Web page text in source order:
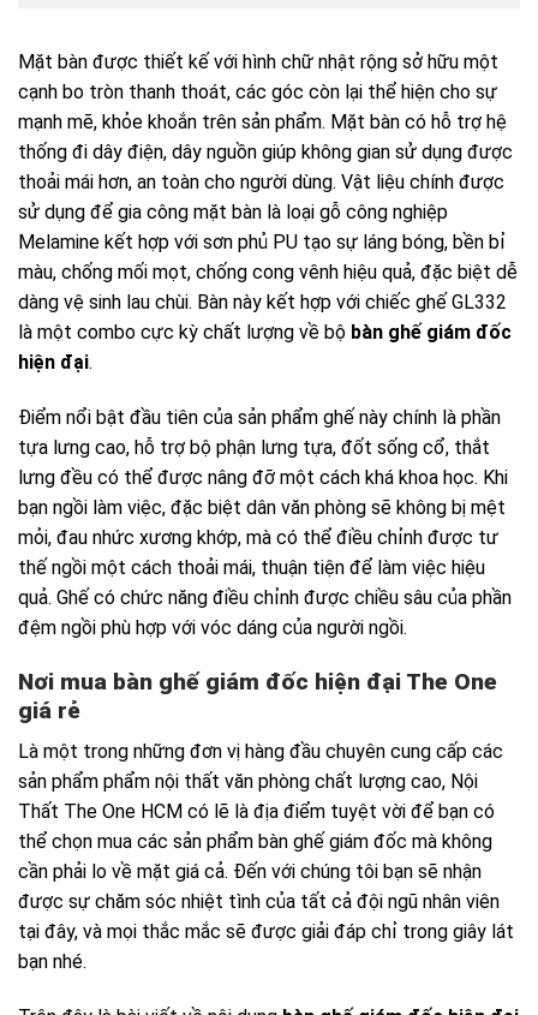
Mặt bàn được thiết kế với hình chữ nhật rộng sở hữu một
cạnh bo tròn thanh thoát, các góc còn lại thể hiện cho sự
mạnh mẽ, khỏe khoắn trên sản phẩm. Mặt bàn có hỗ trợ hệ
thống đi dây điện, dây nguồn giúp không gian sử dụng được
thoải mái hơn, an toàn cho người dùng. Vật liệu chính được
sử dụng để gia công mặt bàn là loại gỗ công nghiệp
Melamine kết hợp với sơn phủ PU tạo sự láng bóng, bền bỉ
màu, chống mối mọt, chống cong vênh hiệu quả, đặc biệt dễ
dàng vệ sinh lau chùi. Bàn này kết hợp với chiếc ghế GL332
là một combo cực kỳ chất lượng về bộ bàn ghế giám đốc
hiện đại.
Điểm nổi bật đầu tiên của sản phẩm ghế này chính là phần
tựa lưng cao, hỗ trợ bộ phận lưng tựa, đốt sống cổ, thắt
lưng đều có thể được nâng đỡ một cách khá khoa học. Khi
bạn ngồi làm việc, đặc biệt dân văn phòng sẽ không bị mệt
mỏi, đau nhức xương khớp, mà có thể điều chỉnh được tư
thế ngồi một cách thoải mái, thuận tiện để làm việc hiệu
quả. Ghế có chức năng điều chỉnh được chiều sâu của phần
đệm ngồi phù hợp với vóc dáng của người ngồi.
Nơi mua bàn ghế giám đốc hiện đại The One
giá rẻ
Là một trong những đơn vị hàng đầu chuyên cung cấp các
sản phẩm phẩm nội thất văn phòng chất lượng cao, Nội
Thất The One HCM có lẽ là địa điểm tuyệt vời để bạn có
thể chọn mua các sản phẩm bàn ghế giám đốc mà không
cần phải lo về mặt giá cả. Đến với chúng tôi bạn sẽ nhận
được sự chăm sóc nhiệt tình của tất cả đội ngũ nhân viên
tại đây, và mọi thắc mắc sẽ được giải đáp chỉ trong giây lát
bạn nhé.